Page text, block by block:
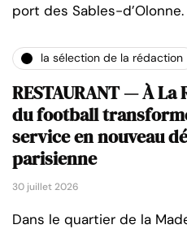
port des Sables-d’Olonne.
la sélection de la rédaction
RESTAURANT — À
du football
service en nouveau
parisienne
30 juillet 2026
Dans le quartier de la